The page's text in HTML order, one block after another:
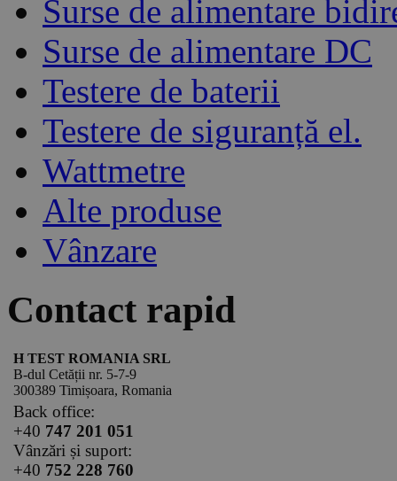
Surse de alimentare
Surse de alimentare DC
Testere de baterii
Testere de siguranță el.
Wattmetre
Alte produse
Vânzare
Contact rapid
H TEST ROMANIA SRL
B-dul Cetății nr. 5-7-9
300389 Timișoara, Romania
Back office:
+40 747 201 051
Vânzări și suport:
+40 752 228 760